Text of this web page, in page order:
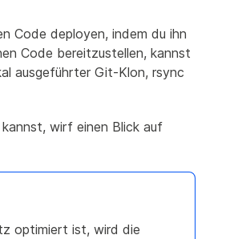
Code deployen, indem du ihn
Code bereitzustellen, kannst
ausgeführter Git-Klon, rsync
wirf einen Blick auf
optimiert ist, wird die